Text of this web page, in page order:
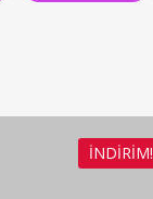
İNDIRIM!